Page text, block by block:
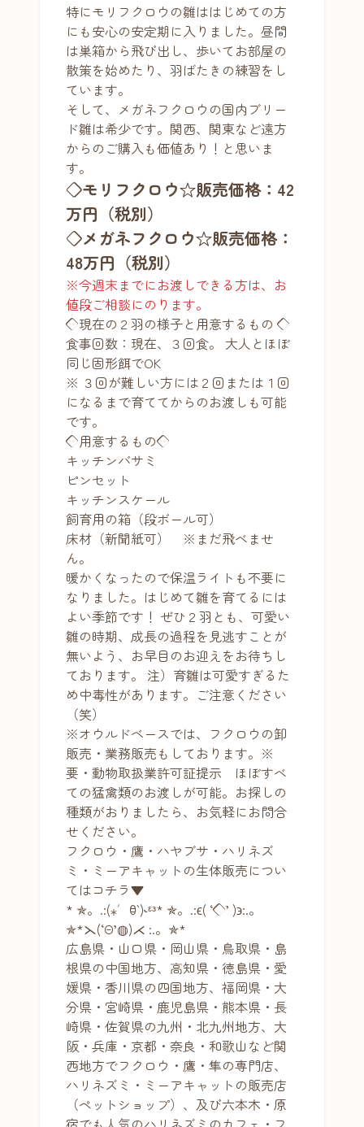
特にモリフクロウの雛ははじめての方
にも安心の安定期に入りました。昼間
は巣箱から飛び出し、歩いてお部屋の
散策を始めたり、羽ばたきの練習をし
ています。
そして、メガネフクロウの国内ブリー
ド雛は希少です。関西、関東など遠方
からのご購入も価値あり！と思いま
す。
◇モリフクロウ☆販売価格：42
万円（税別）
◇メガネフクロウ☆販売価格：
48万円（税別）
※今週末までにお渡しできる方は、お
値段ご相談にのります。
◇現在の２羽の様子と用意するもの ◇
食事回数：現在、３回食。 大人とほぼ
同じ固形餌でOK
※ ３回が難しい方には２回または１回
になるまで育ててからのお渡しも可能
です。
◇用意するもの◇
キッチンバサミ
ピンセット
キッチンスケール
飼育用の箱（段ボール可）
床材（新聞紙可） ※まだ飛べませ
ん。
暖かくなったので保温ライトも不要に
なりました。はじめて雛を育てるには
よい季節です！ ぜひ２羽とも、可愛い
雛の時期、成長の過程を見逃すことが
無いよう、お早目のお迎えをお待ちし
ております。 注）育雛は可愛すぎるた
め中毒性があります。ご注意ください
（笑）
※オウルドベースでは、フクロウの卸
販売・業務販売もしております。※
要・動物取扱業許可証提示 ほぼすべ
ての猛禽類のお渡しが可能。お探しの
種類がおりましたら、お気軽にお問合
せください。
フクロウ・鷹・ハヤブサ・ハリネズ
ミ・ミーアキャットの生体販売につい
てはコチラ▼
* ✯。.:(⁎′ꃪ‵)˞ᵋᵌ* ✯。.:ϵ( ‘◇’ )϶:.。
✯*⋋(‘Θ’◍)⋌ :.。✯*
広島県・山口県・岡山県・鳥取県・島
根県の中国地方、高知県・徳島県・愛
媛県・香川県の四国地方、福岡県・大
分県・宮崎県・鹿児島県・熊本県・長
崎県・佐賀県の九州・北九州地方、大
阪・兵庫・京都・奈良・和歌山など関
西地方でフクロウ・鷹・隼の専門店、
ハリネズミ・ミーアキャットの販売店
（ペットショップ）、及び六本木・原